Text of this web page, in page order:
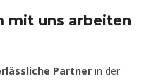
mit uns arbeiten
Partner in der